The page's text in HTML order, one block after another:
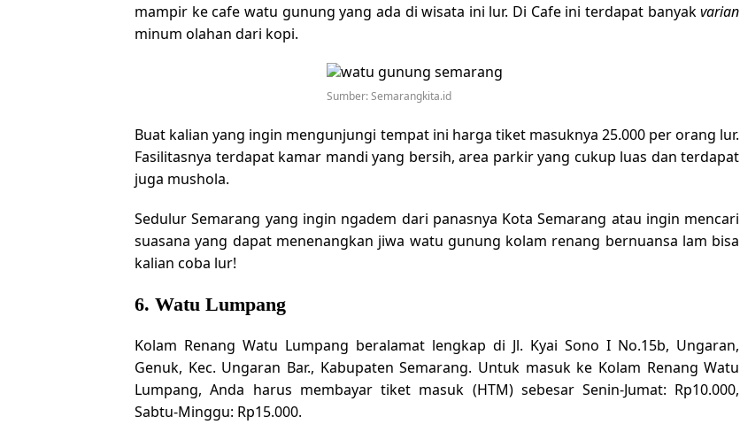
mampir ke cafe watu gunung yang ada di wisata ini lur. Di Cafe ini terdapat banyakvarian
minum olahan dari kopi.
Sumber: Semarangkita.id
Buat kalian yang ingin mengunjungi tempat ini harga tiket masuknya 25.000 per orang lur.
Fasilitasnya terdapat kamar mandi yang bersih, area parkir yang cukup luas dan terdapat
juga mushola.
Sedulur Semarang yang ingin ngadem dari panasnya Kota Semarang atau ingin mencari
suasana yang dapat menenangkan jiwa watu gunung kolam renang bernuansa lam bisa
kalian coba lur!
6. Watu Lumpang
Kolam Renang Watu Lumpang beralamat lengkap di Jl. Kyai Sono I No.15b, Ungaran,
Genuk, Kec. Ungaran Bar., Kabupaten Semarang. Untuk masuk ke Kolam Renang Watu
Lumpang, Anda harus membayar tiket masuk (HTM) sebesar Senin-Jumat: Rp10.000,
Sabtu-Minggu: Rp15.000.